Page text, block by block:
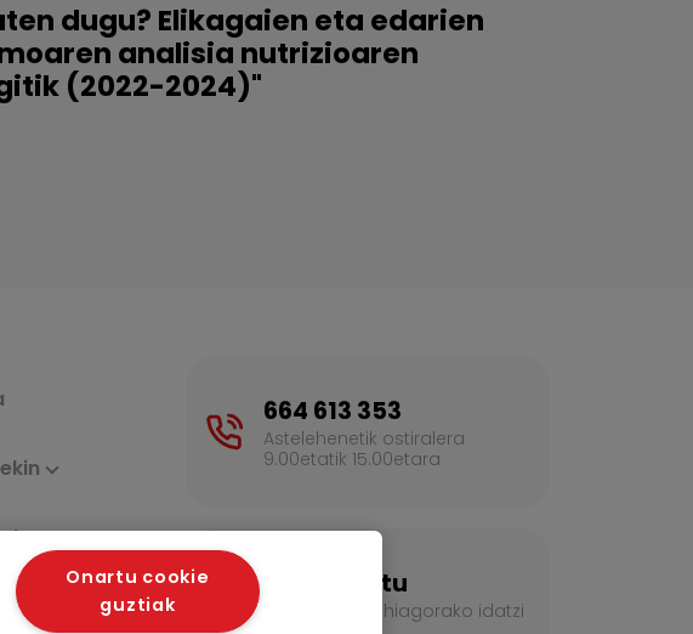
dugu? Elikagaien eta edarien
analisia nutrizioaren
(2022-2024)"
eta
664 613 353
Astelehenetik ostiralera
9.00etatik 15.00etara
Kontaktatu
Informazio gehiagorako idatzi
Onartu cookie
guztiak